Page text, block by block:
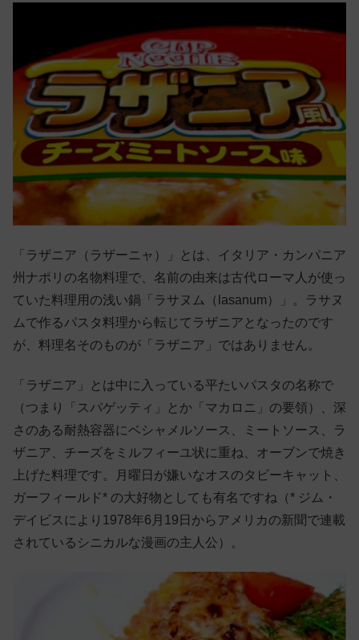
「ラザニア（ラザーニャ）」とは、イタリア・カンパニア
州ナポリの名物料理で、名前の由来は古代ローマ人が使っ
ていた料理用の浅い鍋「ラサヌム（lasanum）」。ラサヌ
ムで作るパスタ料理から転じてラザニアとなったのです
が、料理名そのものが「ラザニア」ではありません。
「ラザニア」とは中に入っている平たいパスタの名称で
（つまり「スパゲッティ」とか「マカロニ」の要領）、深
さのある耐熱容器にベシャメルソース、ミートソース、ラ
ザニア、チーズをミルフィーユ状に重ね、オーブンで焼き
上げた料理です。月曜日が嫌いなオスのタビーキャット、
ガーフィールド* の大好物としても有名ですね（* ジム・
デイビスにより1978年6月19日からアメリカの新聞で連載
されているシニカルな漫画の主人公）。